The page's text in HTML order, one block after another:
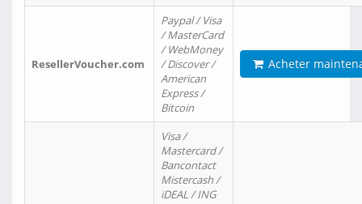
ResellerVoucher.com
Paypal / Visa
/ MasterCard
/ WebMoney
/ Discover /
American
Express /
Bitcoin
Acheter
Visa /
Mastercard /
Bancontact
Mistercash /
iDEAL / ING